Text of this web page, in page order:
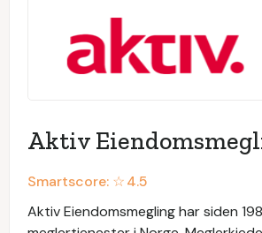
Aktiv
Smartscore: ☆4.5
Aktiv Eiendomsmegling har siden